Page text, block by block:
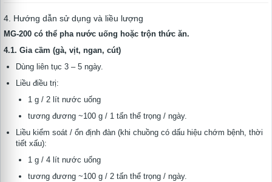
4. Hướng dẫn sử dụng và liều lượng
MG-200 có thể pha nước uống hoặc trộn thức ăn.
4.1. Gia cầm (gà, vịt, ngan, cút)
Dùng liên tục 3 – 5 ngày.
Liều điều trị:
1 g / 2 lít nước uống
tương đương ~100 g / 1 tấn thể trọng / ngày.
Liều kiểm soát / ổn định đàn (khi chuồng có dấu hiệu chớm bệnh, thời
tiết xấu):
1 g / 4 lít nước uống
tương đương ~100 g / 2 tấn thể trọng / ngày.